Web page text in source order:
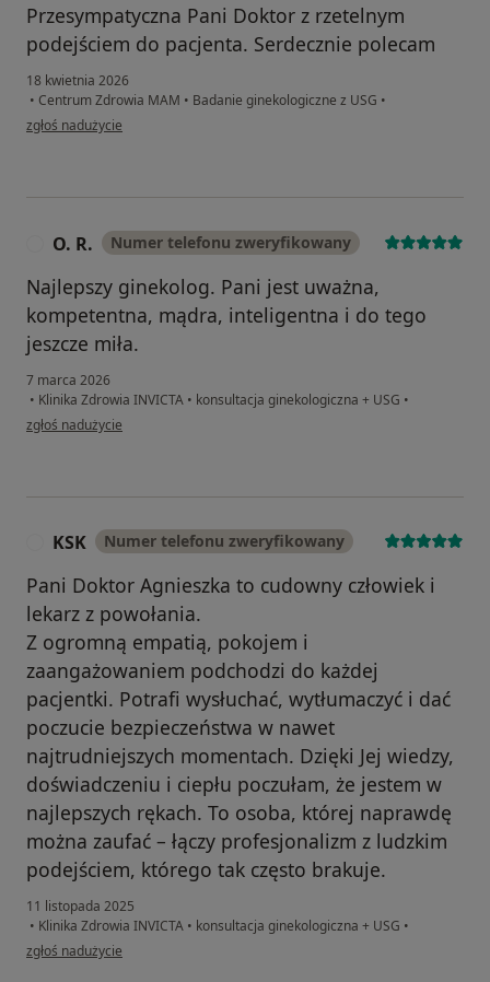
Przesympatyczna Pani Doktor z rzetelnym
podejściem do pacjenta. Serdecznie polecam
18 kwietnia 2026
• Centrum Zdrowia MAM • Badanie ginekologiczne z USG •
w opinii użytkownika Agnieszka
zgłoś nadużycie
O. R. Numer telefonu zweryfikowany
Najlepszy ginekolog. Pani jest uważna,
kompetentna, mądra, inteligentna i do tego
jeszcze miła.
7 marca 2026
• Klinika Zdrowia INVICTA • konsultacja ginekologiczna + USG •
w opinii użytkownika O. R.
zgłoś nadużycie
KSK Numer telefonu zweryfikowany
Pani Doktor Agnieszka to cudowny człowiek i
lekarz z powołania.
Z ogromną empatią, pokojem i
zaangażowaniem podchodzi do każdej
pacjentki. Potrafi wysłuchać, wytłumaczyć i dać
poczucie bezpieczeństwa w nawet
najtrudniejszych momentach. Dzięki Jej wiedzy,
doświadczeniu i ciepłu poczułam, że jestem w
najlepszych rękach. To osoba, której naprawdę
można zaufać – łączy profesjonalizm z ludzkim
podejściem, którego tak często brakuje.
11 listopada 2025
• Klinika Zdrowia INVICTA • konsultacja ginekologiczna + USG •
w opinii użytkownika KSK
zgłoś nadużycie